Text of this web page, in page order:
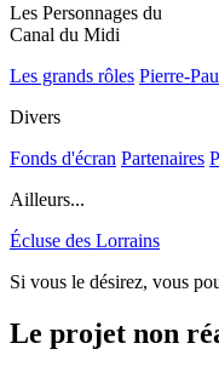
Les Personnages du
Canal du Midi
Les grands rôles Pierre-
Divers
Fonds d'écran Partenaires
Ailleurs...
Écluse des Lorrains
Si vous le désirez, vous
Le projet non